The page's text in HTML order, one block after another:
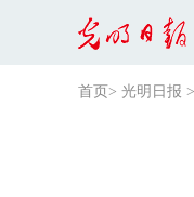
首页 > 光明日报 >